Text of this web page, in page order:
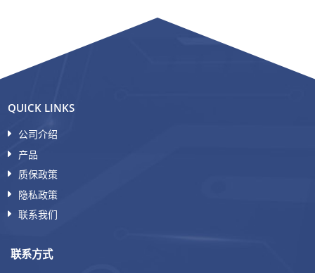
QUICK LINKS
公司介绍
产品
质保政策
隐私政策
联系我们
联系方式